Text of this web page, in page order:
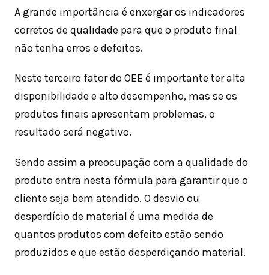
A grande importância é enxergar os indicadores
corretos de qualidade para que o produto final
não tenha erros e defeitos.
Neste terceiro fator do OEE é importante ter alta
disponibilidade e alto desempenho, mas se os
produtos finais apresentam problemas, o
resultado será negativo.
Sendo assim a preocupação com a qualidade do
produto entra nesta fórmula para garantir que o
cliente seja bem atendido. O desvio ou
desperdício de material é uma medida de
quantos produtos com defeito estão sendo
produzidos e que estão desperdiçando material.